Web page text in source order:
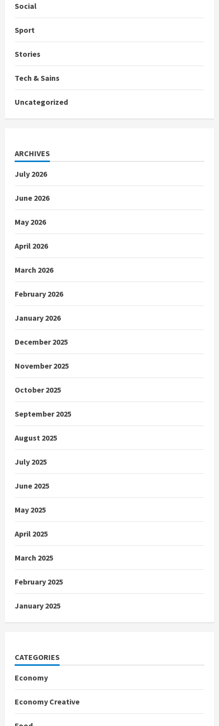
Social
Sport
Stories
Tech & Sains
Uncategorized
ARCHIVES
July 2026
June 2026
May 2026
April 2026
March 2026
February 2026
January 2026
December 2025
November 2025
October 2025
September 2025
August 2025
July 2025
June 2025
May 2025
April 2025
March 2025
February 2025
January 2025
CATEGORIES
Economy
Economy Creative